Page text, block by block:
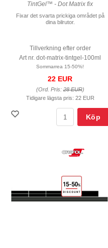
TintGel™ - Dot Matrix fix
Fixar det svarta prickiga området på
dina bilrutor.
Tillverkning efter order
Art nr. dot-matrix-tintgel-100ml
Sommarrea 15-50%!
22 EUR
(Ord. Pris:28 EUR)
Tidigare lägsta pris: 22 EUR
Köp